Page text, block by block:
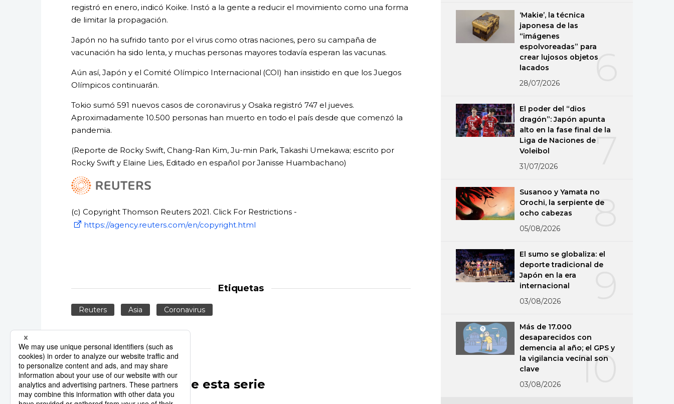
registró en enero, indicó Koike. Instó a la gente a reducir el movimiento como una forma
de limitar la propagación.
Japón no ha sufrido tanto por el virus como otras naciones, pero su campaña de
vacunación ha sido lenta, y muchas personas mayores todavía esperan las vacunas.
Aún así, Japón y el Comité Olímpico Internacional (COI) han insistido en que los Juegos
Olímpicos continuarán.
Tokio sumó 591 nuevos casos de coronavirus y Osaka registró 747 el jueves.
Aproximadamente 10.500 personas han muerto en todo el país desde que comenzó la
pandemia.
(Reporte de Rocky Swift, Chang-Ran Kim, Ju-min Park, Takashi Umekawa; escrito por
Rocky Swift y Elaine Lies, Editado en español por Janisse Huambachano)
(c) Copyright Thomson Reuters 2021. Click For Restrictions -
https://agency.reuters.com/en/copyright.html
Etiquetas
Reuters Asia Coronavirus
Otros artículos de esta serie
6
‘Makie’, la técnica
japonesa de las
“imágenes
espolvoreadas” para
crear lujosos objetos
lacados
28/07/2026
7
El poder del “dios
dragón”: Japón apunta
alto en la fase final de la
Liga de Naciones de
Voleibol
31/07/2026
8
Susanoo y Yamata no
Orochi, la serpiente de
ocho cabezas
05/08/2026
El sumo se globaliza: el
deporte tradicional de
Japón en la era
internacional
03/08/2026
10
Más de 17.000
desaparecidos con
demencia al año; el GPS y
la vigilancia vecinal son
clave
03/08/2026